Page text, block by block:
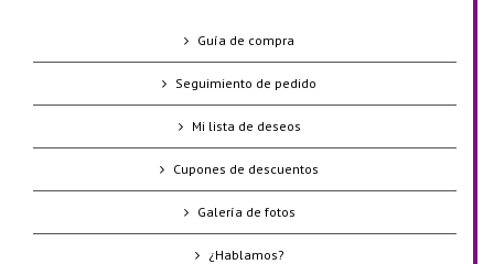
Guía de compra
Seguimiento de pedido
Mi lista de deseos
Cupones de descuentos
Galería de fotos
¿Hablamos?